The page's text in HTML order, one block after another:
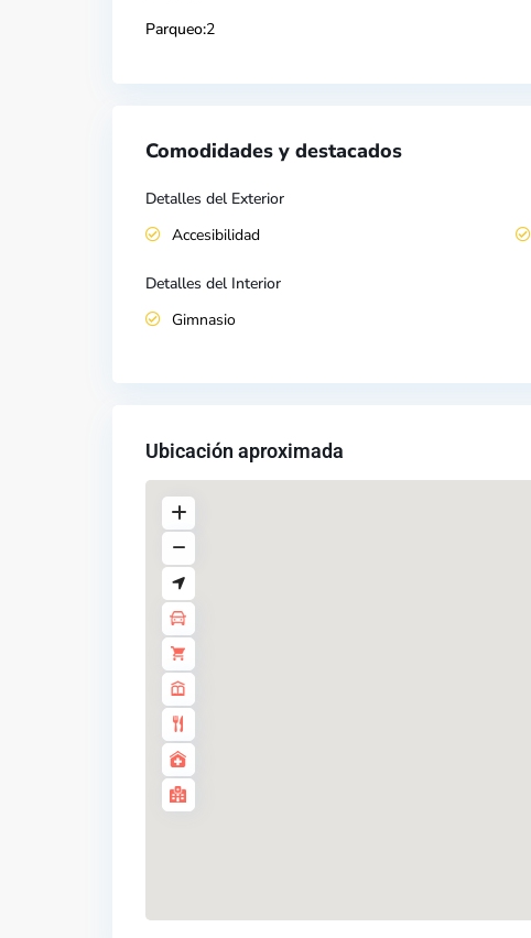
Parqueo:2
Comodidades y destacados
Detalles del Exterior
Accesibilidad
Detalles del Interior
Gimnasio
Ubicación aproximada